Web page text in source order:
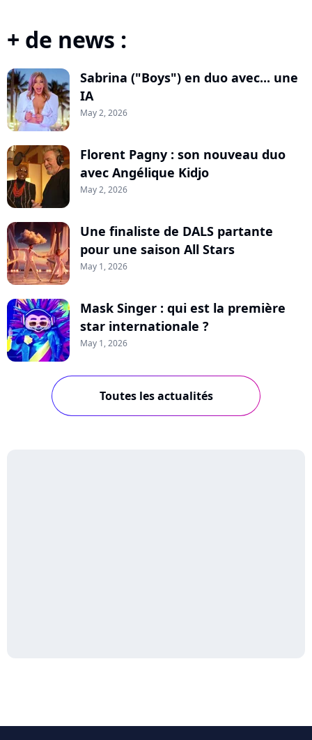
+ de news :
Sabrina ("Boys") en duo avec... une
IA
May 2, 2026
Florent Pagny : son nouveau duo
avec Angélique Kidjo
May 2, 2026
Une finaliste de DALS partante
pour une saison All Stars
May 1, 2026
Mask Singer : qui est la première
star internationale ?
May 1, 2026
Toutes les actualités